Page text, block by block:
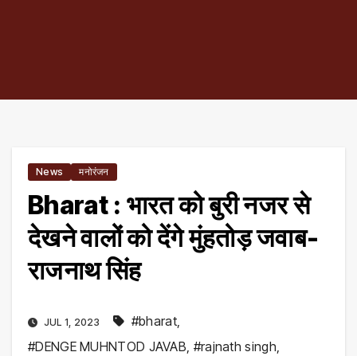
News मनोरंजन
Bharat : भारत को बुरी नजर से
देखने वालों को देंगे मुंहतोड़ जवाब-
राजनाथ सिंह
JUL 1, 2023 #bharat,
#DENGE MUHNTOD JAVAB, #rajnath singh,